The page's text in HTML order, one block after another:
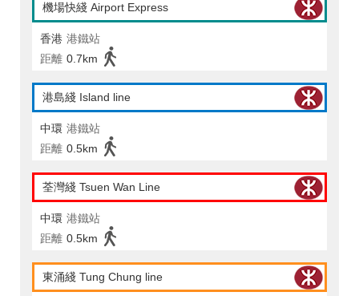
機場快綫 Airport Express
香港 港鐵站
距離 0.7km
港島綫 Island line
中環 港鐵站
距離 0.5km
荃灣綫 Tsuen Wan Line
中環 港鐵站
距離 0.5km
東涌綫 Tung Chung line